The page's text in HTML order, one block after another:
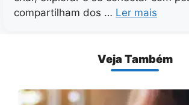
compartilham dos … Ler mais
Veja Também